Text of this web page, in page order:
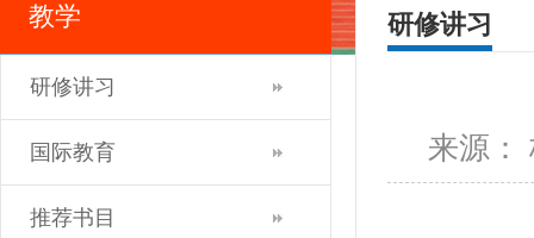
教学
研修讲习
国际教育
推荐书目
研修讲习
来源